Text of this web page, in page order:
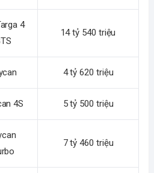
4
14 tỷ 540 triệu
4 tỷ 620 triệu
4S 5 tỷ 500 triệu
7 tỷ 460 triệu